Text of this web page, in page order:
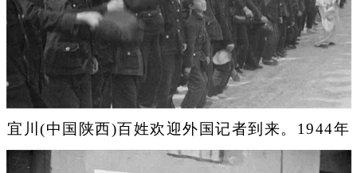
宜川(中国陕西)百姓欢迎外国记者到来。1944年